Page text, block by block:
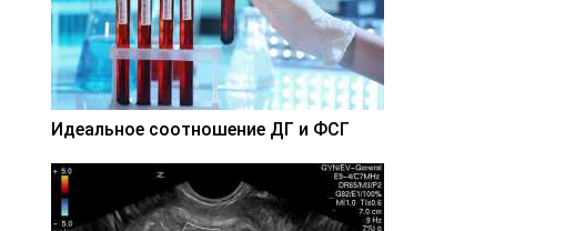
Идеальное соотношение ДГ и ФСГ